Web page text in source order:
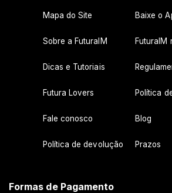
Mapa do Site Baixe o
Sobre a FuturaIM FuturaIM
Dicas e Tutoriais
Futura Lovers Política
Fale conosco Blog
Política de devolução Prazos
Formas de Pagamento